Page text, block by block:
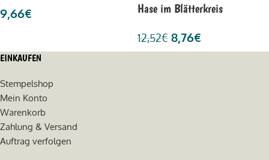
9,66€ Hase im Blätterkreis
12,52€ 8,76€
EINKAUFEN
Stempelshop
Mein Konto
Warenkorb
Zahlung & Versand
Auftrag verfolgen